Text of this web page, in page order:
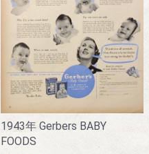
1943年 Gerbers BABY
FOODS